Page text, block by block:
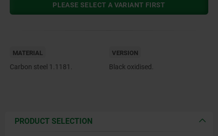
PLEASE SELECT A VARIANT FIRST
MATERIAL
Carbon steel 1.1181.
VERSION
Black oxidised.
PRODUCT SELECTION